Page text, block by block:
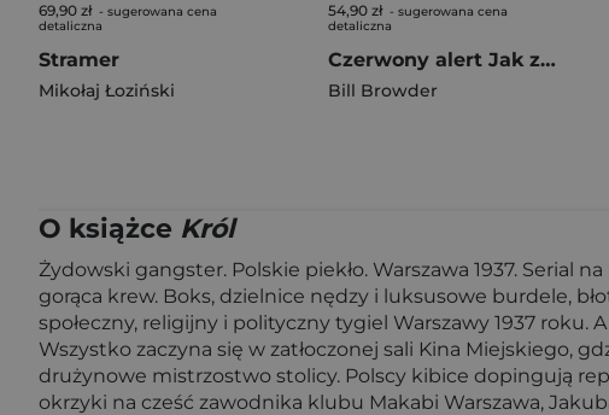
69,90 zł - sugerowana cena
detaliczna
Stramer
Mikołaj Łoziński
54,90 zł - sugerowana cena
detaliczna
Czerwony alert Jak zostałem wrogiem numer jeden Putina
Bill Browder
O książce Król
Żydowski gangster. Polskie piekło. Warszawa 1937. Serial
gorąca krew. Boks, dzielnice nędzy i luksusowe burdele,
społeczny, religijny i polityczny tygiel Warszawy 1937
Wszystko zaczyna się w zatłoczonej sali Kina Miejskiego,
drużynowe mistrzostwo stolicy. Polscy kibice dopingują
okrzyki na cześć zawodnika klubu Makabi Warszawa,